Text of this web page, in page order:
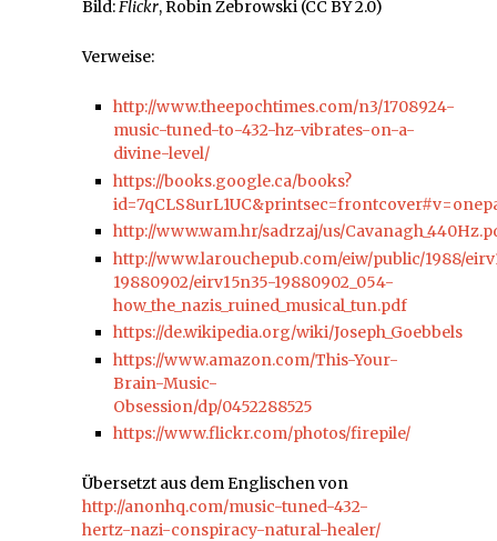
Bild:Flickr, Robin Zebrowski (CC BY 2.0)
Verweise:
http://www.theepochtimes.com/n3/1708924-
music-tuned-to-432-hz-vibrates-on-a-
divine-level/
https://books.google.ca/books?
http://www.wam.hr/sadrzaj/us/
http://www.larouchepub.com/eiw/public/1988/
19880902/eirv15n35-19880902_054-
how_the_nazis_ruined_musical_tun.pdf
https://de.wikipedia.org/wiki/Joseph_Goebbels
https://www.amazon.com/This-Your-
Brain-Music-
Obsession/dp/0452288525
https://www.flickr.com/photos/firepile/
Übersetzt aus dem Englischen von
http://anonhq.com/music-tuned-432-
hertz-nazi-conspiracy-natural-healer/